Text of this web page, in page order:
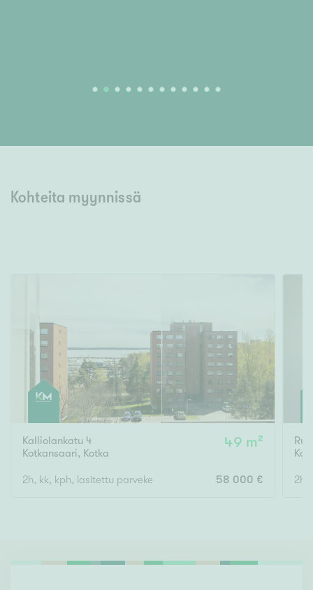
Kohteita myynnissä
Kalliolankatu 4
Kotkansaari, Kotka
49 m²
2h, kk, kph, lasitettu parveke 58 000 €